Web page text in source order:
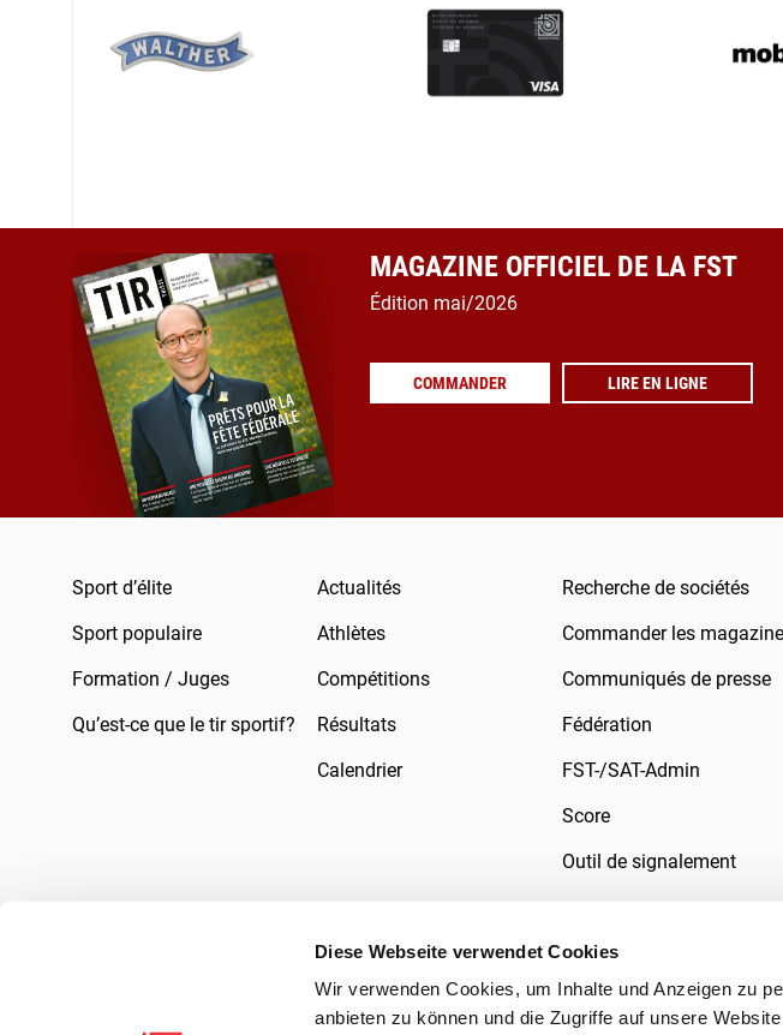
Diese Webseite verwendet Cookies
Wir verwenden Cookies, um Inhalte und Anzeigen zu
anbieten zu können und die Zugriffe auf unsere
MAGAZINE OFFICIEL DE LA FST
Édition mai/2026
COMMANDER LIRE EN LIGNE
Sport d’élite
Sport populaire
Formation / Juges
Qu’est-ce que le tir sportif?
Actualités
Athlètes
Compétitions
Résultats
Calendrier
Recherche de sociétés
Commander les
Communiqués de presse
Fédération
FST-/SAT-Admin
Score
Outil de signalement
Protection des données